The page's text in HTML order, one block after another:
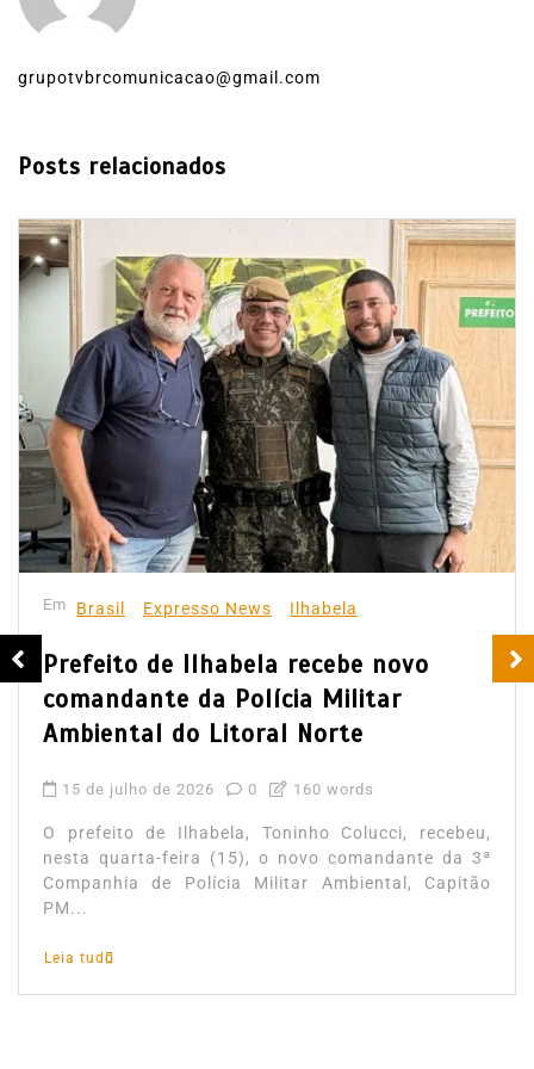
grupotvbrcomunicacao@gmail.com
Posts relacionados
Em Brasil Expresso News Ilhabela
Prefeito de Ilhabela recebe novo
comandante da Polícia Militar
Ambiental do Litoral Norte
15 de julho de 2026 0 160 words
O prefeito de Ilhabela, Toninho Colucci, recebeu,
nesta quarta-feira (15), o novo comandante da 3ª
Companhia de Polícia Militar Ambiental, Capitão
PM...
Leia tudo